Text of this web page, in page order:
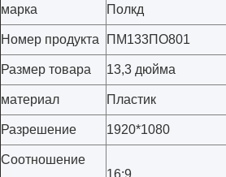
марка Полкд
Номер продукта ПМ133ПО801
Размер товара 13,3 дюйма
материал Пластик
Разрешение 1920*1080
Соотношение
16:9